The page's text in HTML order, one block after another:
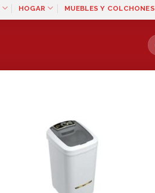
HOGAR MUEBLES Y COLCHONES